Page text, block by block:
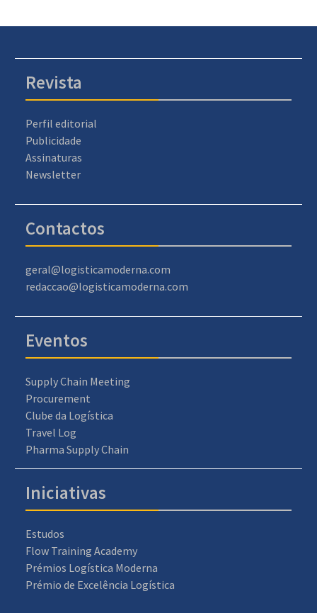
Revista
Perfil editorial
Publicidade
Assinaturas
Newsletter
Contactos
geral@logisticamoderna.com
redaccao@logisticamoderna.com
Eventos
Supply Chain Meeting
Procurement
Clube da Logística
Travel Log
Pharma Supply Chain
Iniciativas
Estudos
Flow Training Academy
Prémios Logística Moderna
Prémio de Excelência Logística